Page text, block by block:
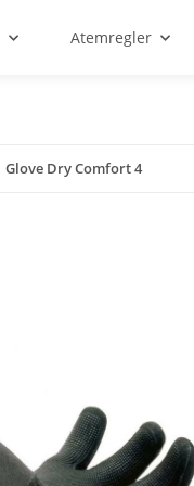
Atemregler
Glove Dry Comfort 4